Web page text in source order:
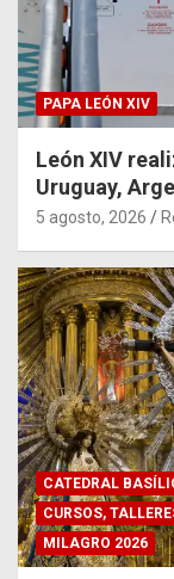
PAPA LEÓN XIV
León XIV
Uruguay,
5 agosto, 2026
CATEDRAL
CURSOS,
MILAGRO 2026